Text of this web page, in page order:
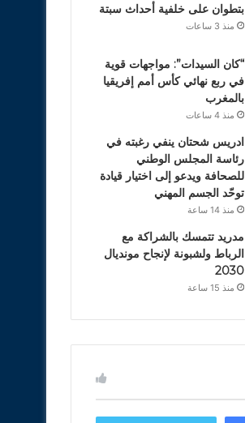
بتطوان على خلفية أحداث سبتة
منذ 3 ساعات
“كان السيدات”: مواجهات قوية
في ربع نهائي كأس أمم إفريقيا
بالمغرب
منذ 4 ساعات
ادريس شحتان ينفي رغبته في
رئاسة المجلس الوطني
للصحافة ويدعو إلى اختيار قيادة
توحّد الجسم المهني
منذ 14 ساعة
مدريد تتمسك بالشراكة مع
الرباط ولشبونة لإنجاح مونديال
2030
منذ 15 ساعة